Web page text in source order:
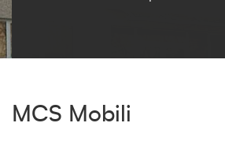
MCS Mobili